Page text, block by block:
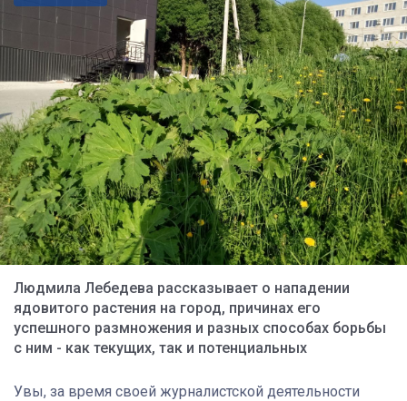
Людмила Лебедева рассказывает о нападении
ядовитого растения на город, причинах его
успешного размножения и разных способах борьбы
с ним - как текущих, так и потенциальных
Увы, за время своей журналистской деятельности